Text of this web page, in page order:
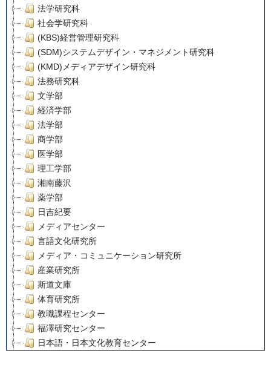
法学研究科
社会学研究科
(KBS)経営管理研究科
(SDM)システムデザイン・マネジメント研究科
(KMD)メディアデザイン研究科
法務研究科
文学部
経済学部
法学部
商学部
医学部
理工学部
湘南藤沢
薬学部
日吉紀要
メディアセンター
言語文化研究所
メディア・コミュニケーション研究所
産業研究所
斯道文庫
体育研究所
教職課程センター
福澤研究センター
日本語・日本文化教育センター